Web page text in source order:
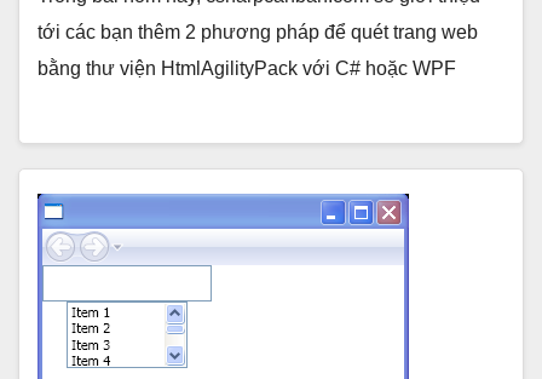
tới các bạn thêm 2 phương pháp để quét trang web
bằng thư viện HtmlAgilityPack với C# hoặc WPF